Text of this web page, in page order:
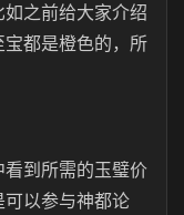
之前给大家介绍
都是橙色的，所
到所需的玉璧价
以参与神都论